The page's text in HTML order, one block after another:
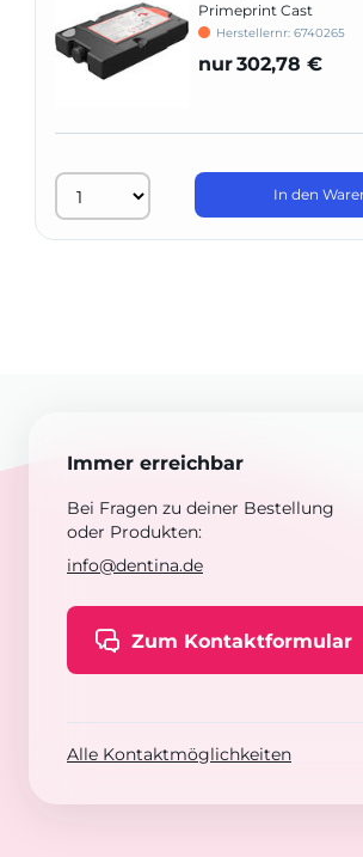
Primeprint Cast
Herstellernr: 6740265
nur302,78 €
In den
Immer erreichbar
Bei Fragen zu deiner Bestellung
oder Produkten:
info@dentina.de
Zum Kontaktformular
Alle Kontaktmöglichkeiten